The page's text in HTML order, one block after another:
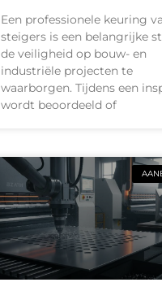
Een professionele keuring
steigers is een belangrijke
de veiligheid op bouw- en
industriële projecten te
waarborgen. Tijdens een
wordt beoordeeld of